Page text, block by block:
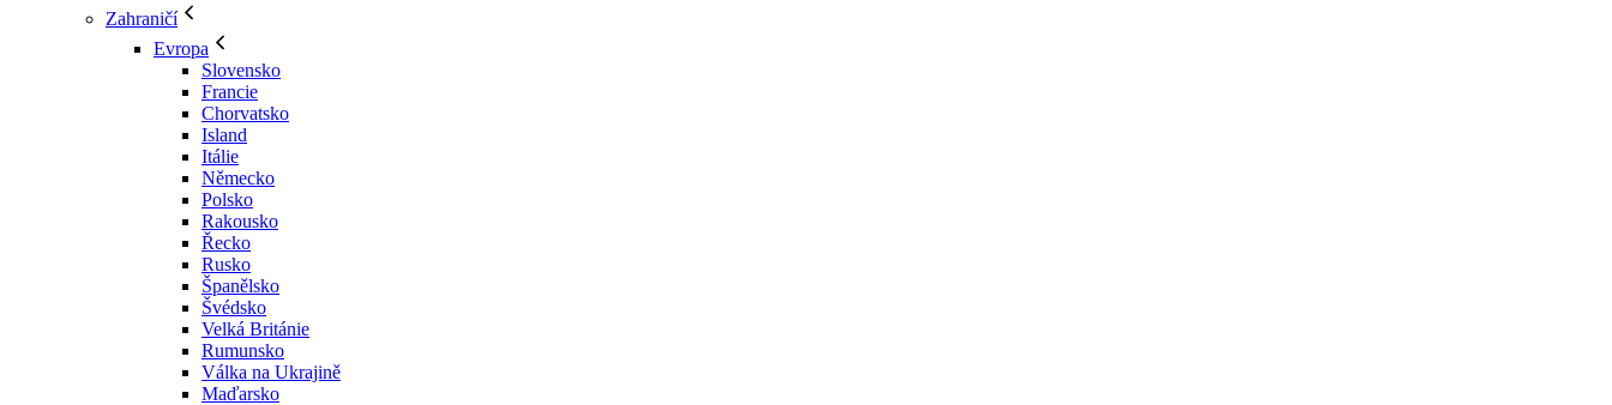
Zahraničí
Evropa
Slovensko
Francie
Chorvatsko
Island
Itálie
Německo
Polsko
Rakousko
Řecko
Rusko
Španělsko
Švédsko
Velká Británie
Rumunsko
Válka na Ukrajině
Maďarsko